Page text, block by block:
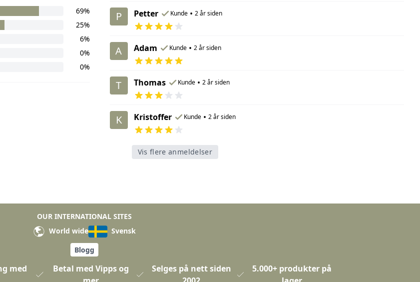
69%
25%
6%
0%
0%
P Petter Kunde • 2 år siden
A Adam Kunde • 2 år siden
T Thomas Kunde • 2 år siden
K Kristoffer Kunde • 2 år siden
Vis flere anmeldelser
OUR INTERNATIONAL SITES
World wide
Svensk
Blogg
med
Betal med Vipps og
Selges på nett siden
5.000+ produkter på